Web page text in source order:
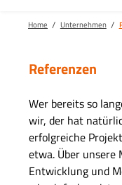
Home / Unternehmen /
Referenzen
Wer bereits so
wir, der hat
erfolgreiche
etwa. Über unsere
Entwicklung und